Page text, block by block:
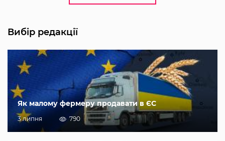
Вибір редакції
Як малому фермеру продавати в ЄС
3 липня 790